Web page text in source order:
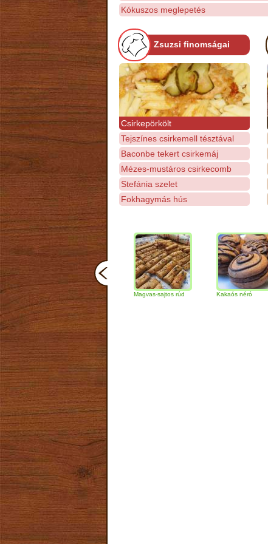
Kókuszos meglepetés
Zsuzsi finomságai
Csirkepörkölt
Tejszínes csirkemell tésztával
Baconbe tekert csirkemáj
Mézes-mustáros csirkecomb
Stefánia szelet
Fokhagymás hús
Csokoládés-diós
szendvics
Magvas-sajtos rúd Kakaós néró